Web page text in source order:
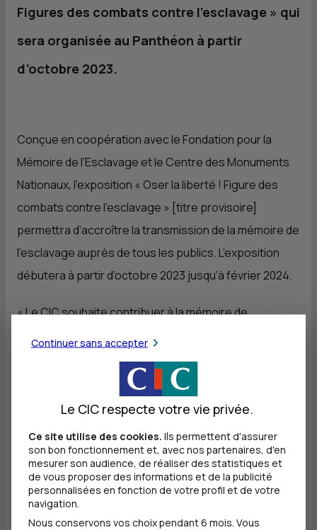
Figures des combats contre l’esclavage » qui
sera organisée au Panthéon à partir
d’octobre 2023.
Conçue en coopération avec le Fondation pour la
Mémoire de l’Esclavage et le Centre des Monuments
Nationaux, l’exposition « Oser la liberté ! Figure des
combats contre l’esclavage » [titre provisoire]
permettra d’accroître la transmission de la mémoire de
l’esclavage auprès de tous les publics. L’exposition
débutera à partir d’octobre 2023 jusqu’à février 2024.
« LeCICsouhaite contribuer à la mémoire de
transmission au plus grand nombre pour une meilleure
compréhension du passé est essentiel. » déclare
En soutenant cette initiative citoyenne, leCIC
participe ainsi à une meilleure connaissance de ce
système mondial, en particulier dans sa dimension
Continuer sans accepter
Le CIC respecte votre vie privée.
Ce site utilise des cookies. Ils permettent d'assurer
son bon fonctionnement et, avec nos partenaires, d'en
mesurer son audience, de réaliser des statistiques et
de vous proposer des informations et de la publicité
personnalisées en fonction de votre profil et de votre
navigation.
Nous conservons vos choix pendant 6 mois. Vous